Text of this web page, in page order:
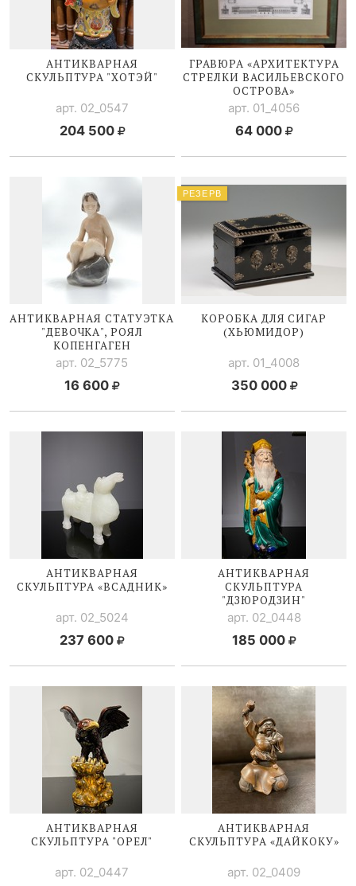
АНТИКВАРНАЯ
СКУЛЬПТУРА "ХОТЭЙ"
арт. 02_0547
204 500
ГРАВЮРА «АРХИТЕКТУРА
СТРЕЛКИ ВАСИЛЬЕВСКОГО
ОСТРОВА»
арт. 01_4056
64 000
АНТИКВАРНАЯ СТАТУЭТКА
"ДЕВОЧКА", РОЯЛ
КОПЕНГАГЕН
арт. 02_5775
16 600
КОРОБКА ДЛЯ СИГАР
(ХЬЮМИДОР)
арт. 01_4008
350 000
РЕЗЕРВ
АНТИКВАРНАЯ
СКУЛЬПТУРА «ВСАДНИК»
арт. 02_5024
237 600
АНТИКВАРНАЯ
СКУЛЬПТУРА
"ДЗЮРОДЗИН"
арт. 02_0448
185 000
АНТИКВАРНАЯ
СКУЛЬПТУРА "ОРЕЛ"
арт. 02_0447
АНТИКВАРНАЯ
СКУЛЬПТУРА «ДАЙКОКУ»
арт. 02_0409